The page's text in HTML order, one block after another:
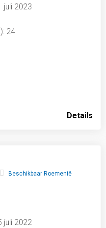
juli 2023
24
Details
Beschikbaar Roemenië
juli 2022